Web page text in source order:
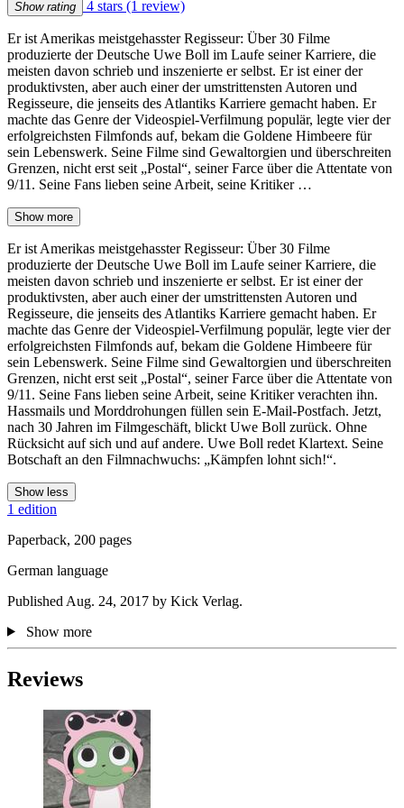
Show rating 4 stars (1 review)
Er ist Amerikas meistgehasster Regisseur: Über 30 Filme
produzierte der Deutsche Uwe Boll im Laufe seiner Karriere, die
meisten davon schrieb und inszenierte er selbst. Er ist einer der
produktivsten, aber auch einer der umstrittensten Autoren und
Regisseure, die jenseits des Atlantiks Karriere gemacht haben. Er
machte das Genre der Videospiel-Verfilmung populär, legte vier der
erfolgreichsten Filmfonds auf, bekam die Goldene Himbeere für
sein Lebenswerk. Seine Filme sind Gewaltorgien und überschreiten
Grenzen, nicht erst seit „Postal“, seiner Farce über die Attentate von
9/11. Seine Fans lieben seine Arbeit, seine Kritiker …
Show more
Er ist Amerikas meistgehasster Regisseur: Über 30 Filme
produzierte der Deutsche Uwe Boll im Laufe seiner Karriere, die
meisten davon schrieb und inszenierte er selbst. Er ist einer der
produktivsten, aber auch einer der umstrittensten Autoren und
Regisseure, die jenseits des Atlantiks Karriere gemacht haben. Er
machte das Genre der Videospiel-Verfilmung populär, legte vier der
erfolgreichsten Filmfonds auf, bekam die Goldene Himbeere für
sein Lebenswerk. Seine Filme sind Gewaltorgien und überschreiten
Grenzen, nicht erst seit „Postal“, seiner Farce über die Attentate von
9/11. Seine Fans lieben seine Arbeit, seine Kritiker verachten ihn.
Hassmails und Morddrohungen füllen sein E-Mail-Postfach. Jetzt,
nach 30 Jahren im Filmgeschäft, blickt Uwe Boll zurück. Ohne
Rücksicht auf sich und auf andere. Uwe Boll redet Klartext. Seine
Botschaft an den Filmnachwuchs: „Kämpfen lohnt sich!“.
Show less
1 edition
Paperback, 200 pages
German language
Published Aug. 24, 2017 by Kick Verlag.
Show more
Reviews